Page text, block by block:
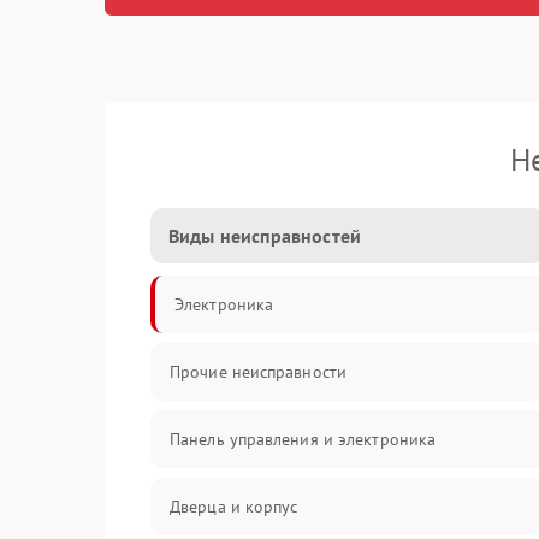
Виды неисправностей
Электроника
Прочие неисправности
Панель управления и электроника
Дверца и корпус